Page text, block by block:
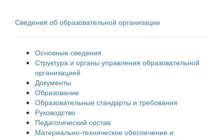
Сведения об образовательной организации
Основные сведения
Структура и органы управления образовательной
организацией
Документы
Образование
Образовательные стандарты и требования
Руководство
Педагогический состав
Материально-техническое обеспечение и